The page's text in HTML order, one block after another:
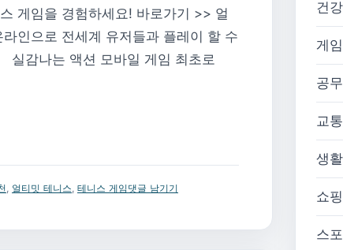
게임을 경험하세요! 바로가기 >> 얼
인으로 전세계 유저들과 플레이 할 수
실감나는 액션 모바일 게임 최초로
, 얼티밋 테니스, 테니스 게임댓글 남기기
건
게
공
교
생
쇼
스